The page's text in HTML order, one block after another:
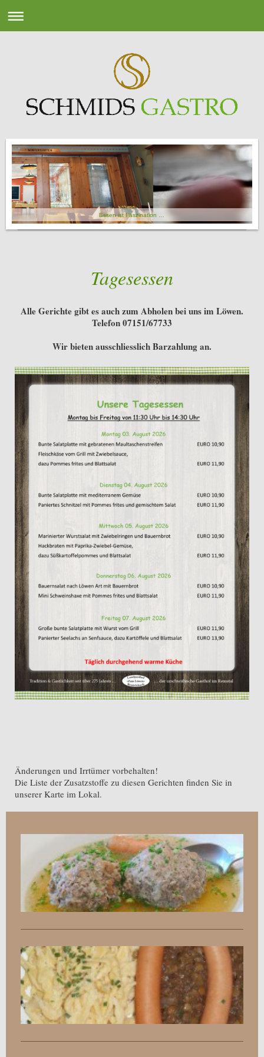
Essen ist Faszination …
Tagesessen
Alle Gerichte gibt es auch zum Abholen bei uns im Löwen.
Telefon 07151/67733
Wir bieten ausschliesslich Barzahlung an.
Änderungen und Irrtümer vorbehalten!
Die Liste der Zusatzstoffe zu diesen Gerichten finden Sie in
unserer Karte im Lokal.